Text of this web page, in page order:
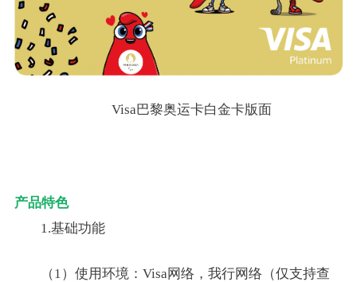
Visa巴黎奥运卡白金卡版面
产品特色
1.基础功能
（1）使用环境：Visa网络，我行网络（仅支持查